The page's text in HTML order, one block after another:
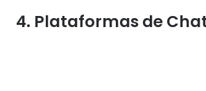
4. Plataformas de